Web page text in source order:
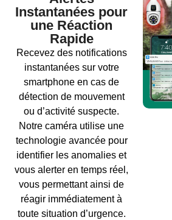
Instantanées pour
une Réaction
Rapide
Recevez des notifications
instantanées sur votre
smartphone en cas de
détection de mouvement
ou d’activité suspecte.
Notre caméra utilise une
technologie avancée pour
identifier les anomalies et
vous alerter en temps réel,
vous permettant ainsi de
réagir immédiatement à
toute situation d’urgence.